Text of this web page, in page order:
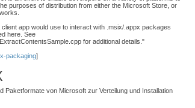
purposes of distribution from either the Microsoft Store, or
client app would use to interact with .msix/.appx packages
here. See
for additional details."
packaging]
Paketformate von Microsoft zur Verteilung und Installation